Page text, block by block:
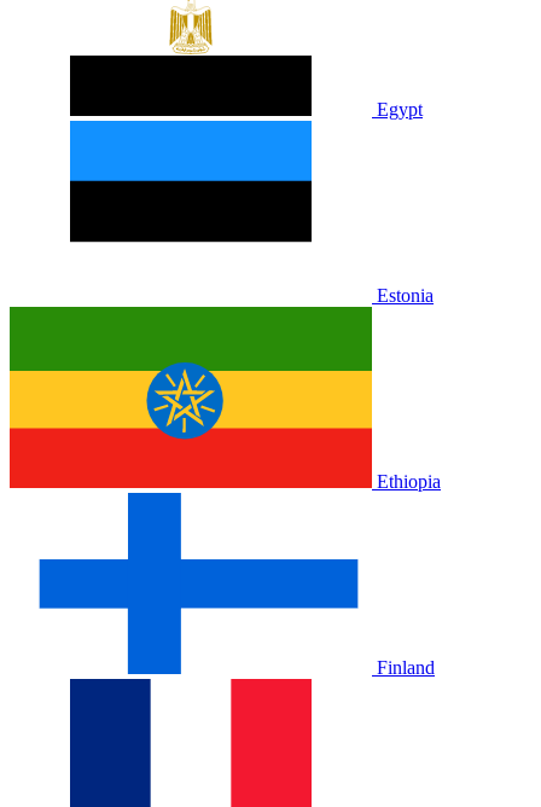
Egypt
Estonia
Ethiopia
Finland